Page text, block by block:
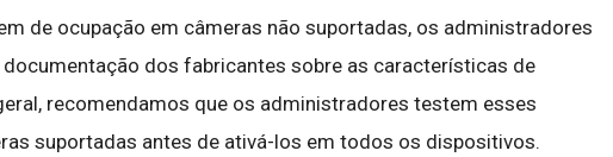
de ocupação em câmeras não suportadas, os administradores
dos fabricantes sobre as características de
recomendamos que os administradores testem esses
suportadas antes de ativá-los em todos os dispositivos.